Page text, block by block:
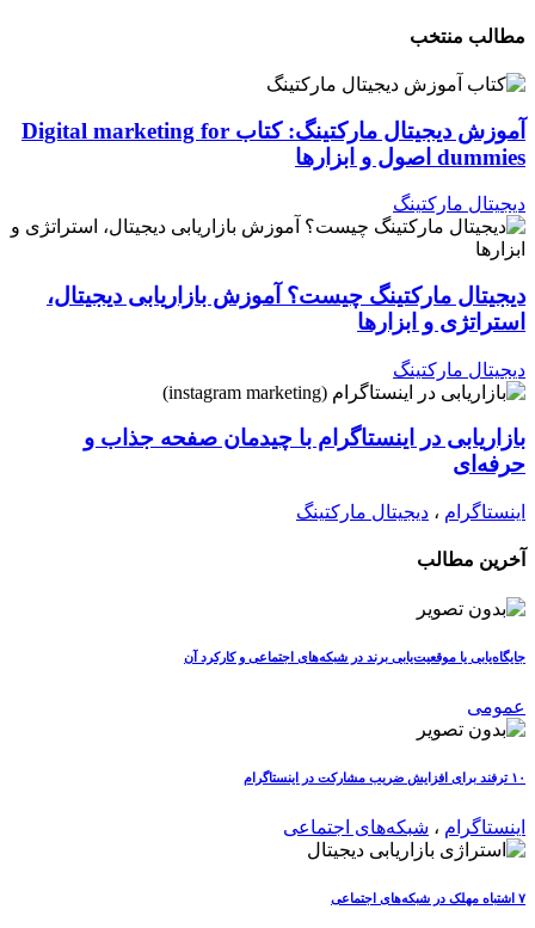
مطالب منتخب
آموزش دیجیتال مارکتینگ: کتاب Digital marketing for
dummies اصول و ابزارها
دیجیتال مارکتینگ
دیجیتال مارکتینگ چیست؟ آموزش بازاریابی دیجیتال،
استراتژی و ابزارها
دیجیتال مارکتینگ
بازاریابی در اینستاگرام با چیدمان صفحه جذاب و
حرفه‌ای
اینستاگرام ، دیجیتال مارکتینگ
آخرین مطالب
جایگاه‌یابی یا موقعیت‌یابی برند در شبکه‌های اجتماعی و کارکرد آن
عمومی
۱۰ ترفند برای افزایش ضریب مشارکت در اینستاگرام
اینستاگرام ، شبکه‌های اجتماعی
۷ اشتباه مهلک در شبکه‌های اجتماعی